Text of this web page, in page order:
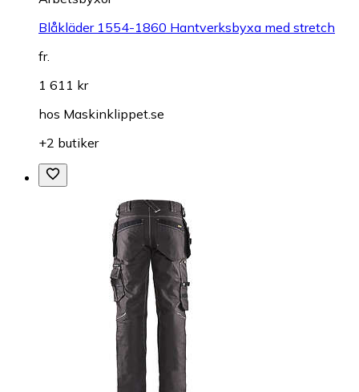
Blåkläder 1554-1860 Hantverksbyxa med stretch
fr.
1 611 kr
hos Maskinklippet.se
+2 butiker